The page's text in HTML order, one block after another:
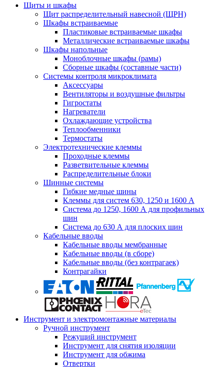
Щиты и шкафы
Щит распределительный навесной (ЩРН)
Шкафы встраиваемые
Пластиковые встраиваемые шкафы
Металлические встраиваемые шкафы
Шкафы напольные
Моноблочные шкафы (рамы)
Сборные шкафы (составные части)
Системы контроля микроклимата
Аксессуары
Вентиляторы и воздушные фильтры
Гигростаты
Нагреватели
Охлаждающие устройства
Теплообменники
Термостаты
Электротехнические клеммы
Проходные клеммы
Разветвительные клеммы
Распределительные блоки
Шинные системы
Гибкие медные шины
Клеммы для систем 630, 1250 и 1600 А
Система до 1250, 1600 А для профильных
шин
Система до 630 А для плоских шин
Кабельные вводы
Кабельные вводы мембранные
Кабельные вводы (в сборе)
Кабельные вводы (без контрагаек)
Контрагайки
Инструмент и электромонтажные материалы
Ручной инструмент
Режущий инструмент
Инструмент для снятия изоляции
Инструмент для обжима
Отвертки